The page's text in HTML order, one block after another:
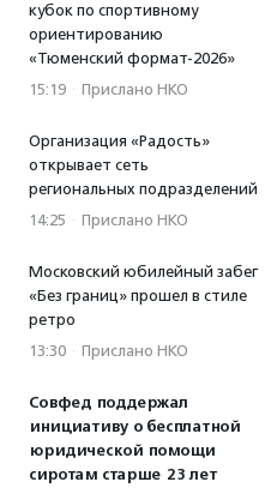
кубок по спортивному
ориентированию
«Тюменский формат-2026»
15:19 · Прислано НКО
Организация «Радость»
открывает сеть
региональных подразделений
14:25 · Прислано НКО
Московский юбилейный забег
«Без границ» прошел в стиле
ретро
13:30 · Прислано НКО
Совфед поддержал
инициативу о бесплатной
юридической помощи
сиротам старше 23 лет